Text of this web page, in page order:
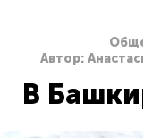
Автор:
В